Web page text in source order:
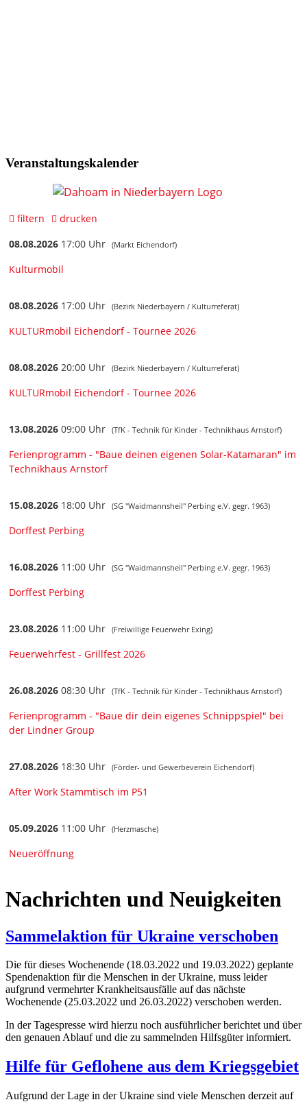
Veranstaltungskalender
Nachrichten und Neuigkeiten
Sammelaktion für Ukraine verschoben
Die für dieses Wochenende (18.03.2022 und 19.03.2022) geplante
Spendenaktion für die Menschen in der Ukraine, muss leider
aufgrund vermehrter Krankheitsausfälle auf das nächste
Wochenende (25.03.2022 und 26.03.2022) verschoben werden.
In der Tagespresse wird hierzu noch ausführlicher berichtet und über
den genauen Ablauf und die zu sammelnden Hilfsgüter informiert.
Hilfe für Geflohene aus dem Kriegsgebiet
Aufgrund der Lage in der Ukraine sind viele Menschen derzeit auf